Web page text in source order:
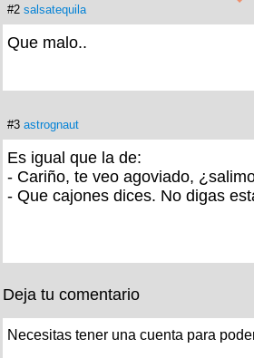
#2 salsatequila
Que malo..
#3 astrognaut
Es igual que la de:
- Cariño, te veo agoviado,
- Que cajones dices. No digas
Deja tu comentario
Necesitas tener una cuenta para